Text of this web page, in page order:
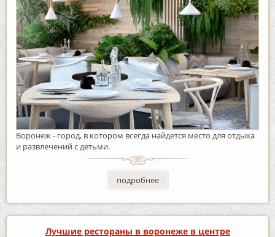
Воронеж - город, в котором всегда найдется место для отдыха
и развлечений с детьми.
подробнее
Лучшие рестораны в воронеже в центре